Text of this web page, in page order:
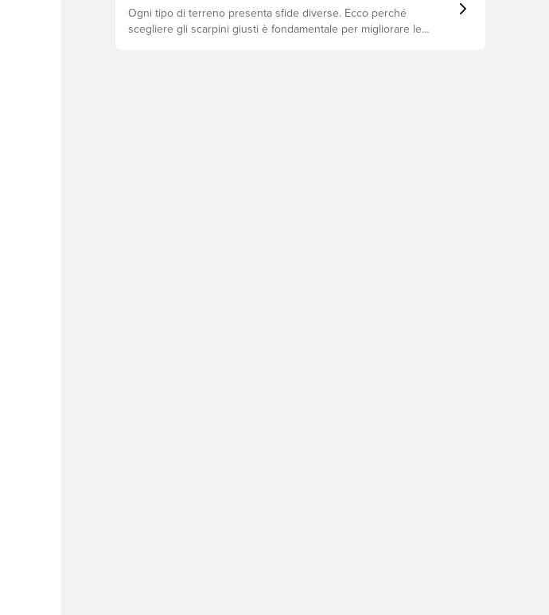
Ogni tipo di terreno presenta sfide diverse. Ecco perché
scegliere gli scarpini giusti è fondamentale per migliorare le